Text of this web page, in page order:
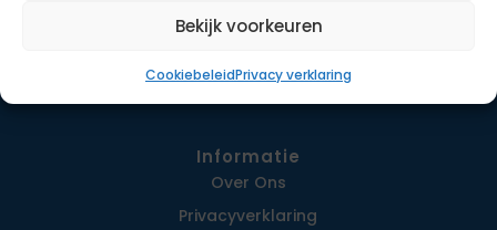
Bekijk voorkeuren
CookiebeleidPrivacy verklaring
Werkwijze
Contact
Informatie
Over Ons
Privacy­verklaring